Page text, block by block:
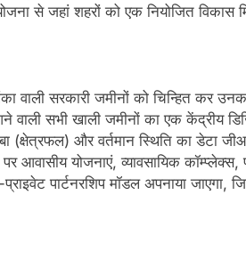
से जहां शहरों को एक नियोजित विकास
वाली सरकारी जमीनों को चिन्हित कर
वाली सभी खाली जमीनों का एक केंद्रीय
(क्षेत्रफल) और वर्तमान स्थिति का डेटा
आवासीय योजनाएं, व्यावसायिक कॉम्प्लेक्स,
पार्टनरशिप मॉडल अपनाया जाएगा,